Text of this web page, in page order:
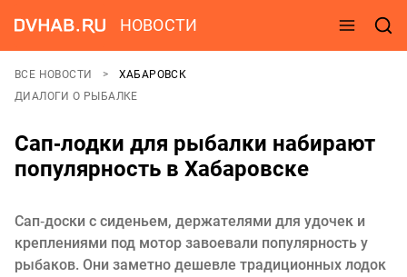
НОВОСТИ
ВСЕ НОВОСТИ
ХАБАРОВСК
ДИАЛОГИ О РЫБАЛКЕ
Cап‑лодки для рыбалки набирают
популярность в Хабаровске
Сап‑доски с сиденьем, держателями для удочек и
креплениями под мотор завоевали популярность у
рыбаков. Они заметно дешевле традиционных лодок